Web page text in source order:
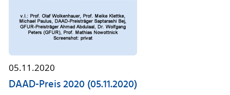
05.11.2020
DAAD-Preis 2020 (05.11.2020)